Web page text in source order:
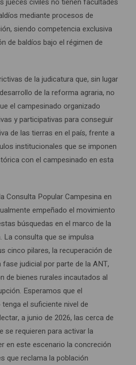
mediante procesos de
siendo competencia exclusiva
de baldíos bajo el régimen de
de la judicatura que, sin lugar
de la reforma agraria, no
el campesinado organizado
y participativas para conseguir
de las tierras en el país, frente a
institucionales que se imponen
con el campesinado en esta
Consulta Popular Campesina en
empeñado el movimiento
búsquedas en el marco de la
La consulta que se impulsa
cinco pilares, la recuperación de
judicial por parte de la ANT,
de bienes rurales incautados al
Esperamos que el
el suficiente nivel de
a junio de 2026, las cerca de
se requieren para activar la
en este escenario la concreción
que reclama la población